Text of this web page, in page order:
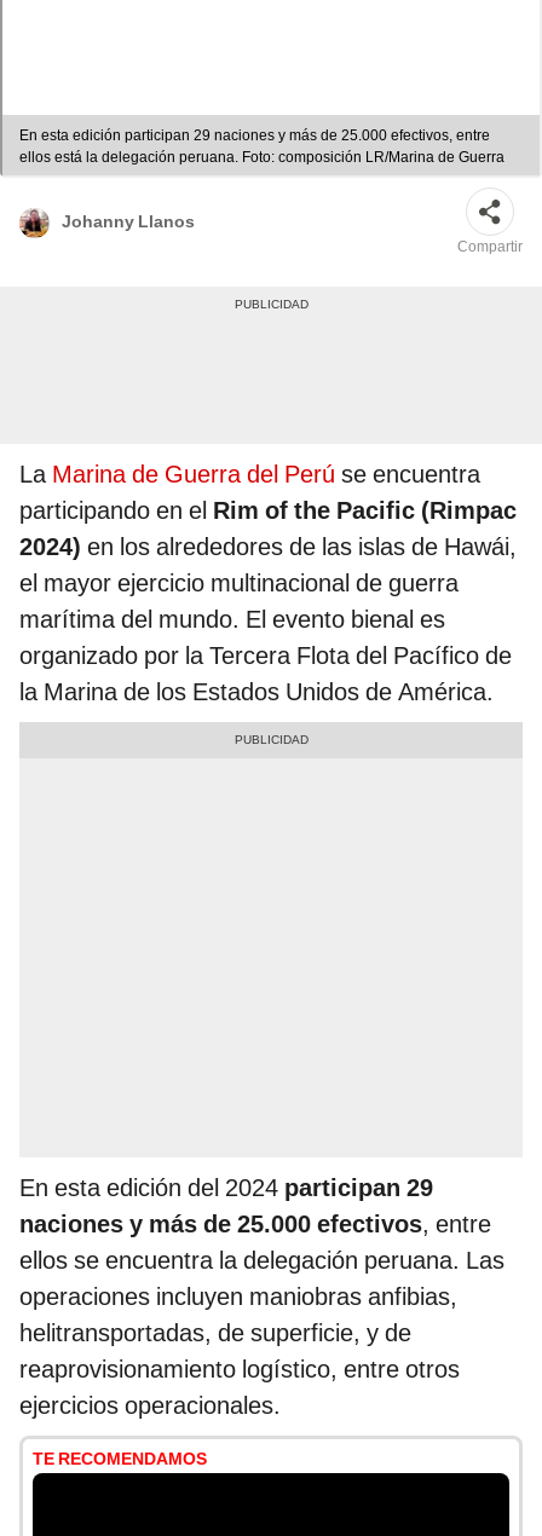
En esta edición participan 29 naciones y más de 25.000 efectivos, entre
ellos está la delegación peruana. Foto: composición LR/Marina de Guerra
Johanny Llanos
Compartir
La Marina de Guerra del Perú se encuentra
participando en el Rim of the Pacific (Rimpac
2024) en los alrededores de las islas de Hawái,
el mayor ejercicio multinacional de guerra
marítima del mundo. El evento bienal es
organizado por la Tercera Flota del Pacífico de
la Marina de los Estados Unidos de América.
En esta edición del 2024 participan 29
naciones y más de 25.000 efectivos, entre
ellos se encuentra la delegación peruana. Las
operaciones incluyen maniobras anfibias,
helitransportadas, de superficie, y de
reaprovisionamiento logístico, entre otros
ejercicios operacionales.
TE RECOMENDAMOS